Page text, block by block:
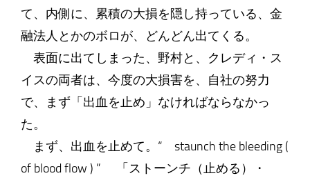
て、内側に、累積の大損を隠し持っている、金
融法人とかのボロが、どんどん出てくる。
表面に出てしまった、野村と、クレディ・ス
イスの両者は、今度の大損害を、自社の努力
で、まず「出血を止め」なければならなかっ
た。
まず、出血を止めて。“ staunch the bleeding (
of blood flow ) ” 「ストーンチ（止める）・